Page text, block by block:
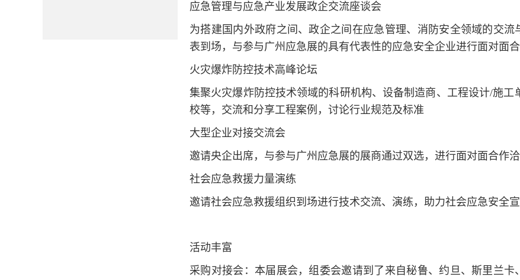
应急管理与应急产业发展政企交流座谈会
为搭建国内外政府之间、政企之间在应急管理、消防安全领域的交
表到场，与参与广州应急展的具有代表性的应急安全企业进行面对面
火灾爆炸防控技术高峰论坛
集聚火灾爆炸防控技术领域的科研机构、设备制造商、工程设计/施
校等，交流和分享工程案例，讨论行业规范及标准
大型企业对接交流会
邀请央企出席，与参与广州应急展的展商通过双选，进行面对面合作
社会应急救援力量演练
邀请社会应急救援组织到场进行技术交流、演练，助力社会应急安全
活动丰富
采购对接会：本届展会，组委会邀请到了来自秘鲁、约旦、斯里兰